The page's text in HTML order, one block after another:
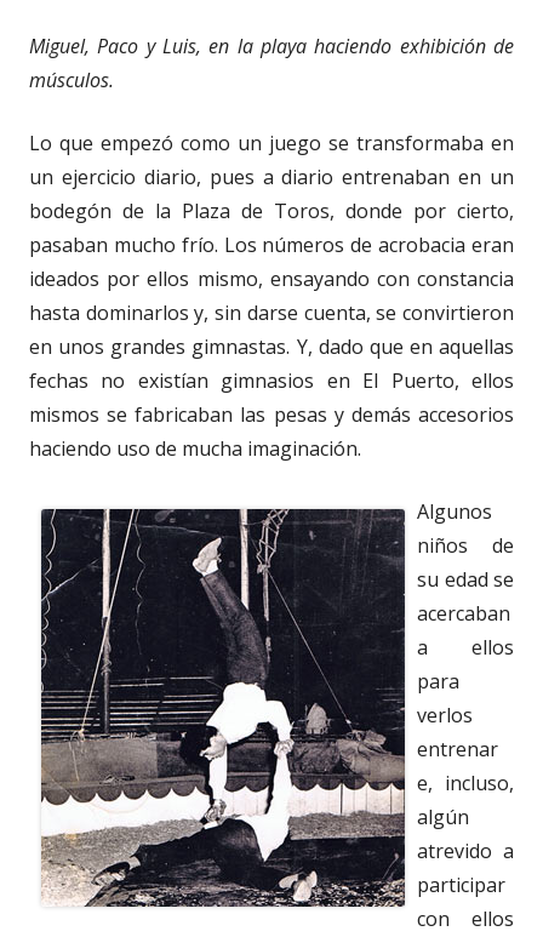
Miguel, Paco y Luis, en la playa haciendo exhibición de
músculos.
Lo que empezó como un juego se transformaba en
un ejercicio diario, pues a diario entrenaban en un
bodegón de la Plaza de Toros, donde por cierto,
pasaban mucho frío. Los números de acrobacia eran
ideados por ellos mismo, ensayando con constancia
hasta dominarlos y, sin darse cuenta, se convirtieron
en unos grandes gimnastas. Y, dado que en aquellas
fechas no existían gimnasios en El Puerto, ellos
mismos se fabricaban las pesas y demás accesorios
haciendo uso de mucha imaginación.
Algunos
niños de
su edad se
acercaban
a ellos
para
verlos
entrenar
e, incluso,
algún
atrevido a
participar
con ellos